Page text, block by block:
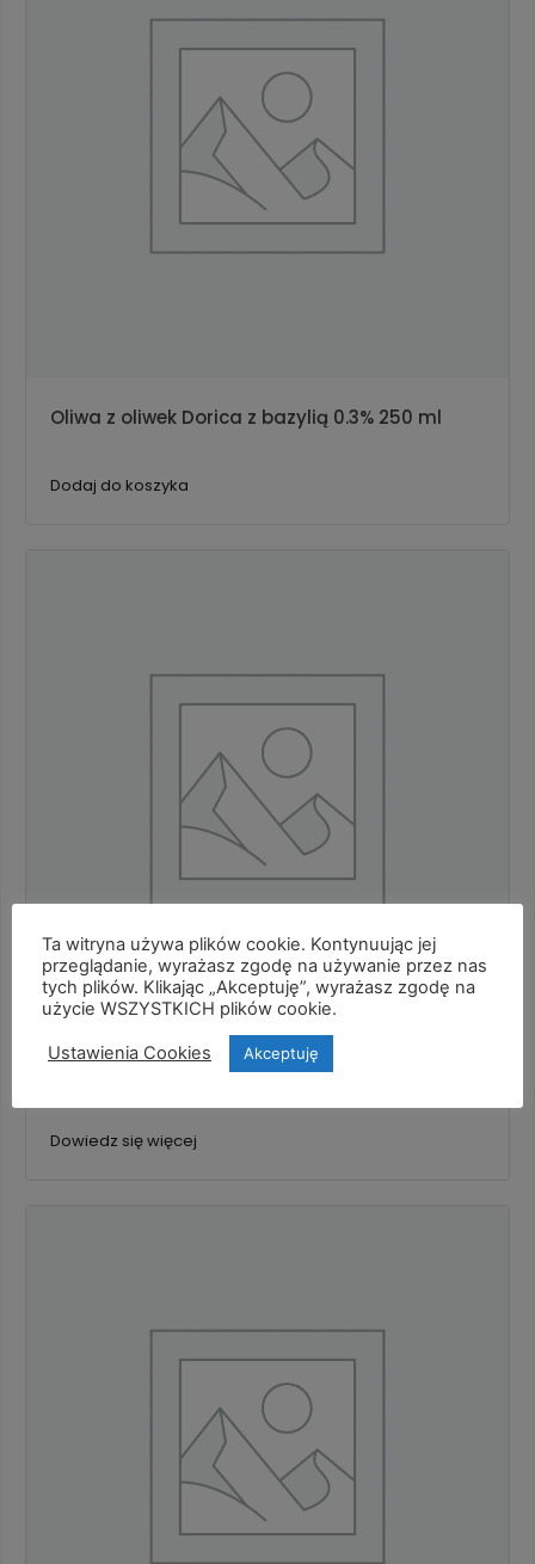
Oliwa z oliwek Dorica z bazylią 0.3% 250 ml
Dodaj do koszyka
Miód spadziowy waniliowy 460g
Dowiedz się więcej
Ta witryna używa plików cookie. Kontynuując jej
przeglądanie, wyrażasz zgodę na używanie przez nas
tych plików. Klikając „Akceptuję”, wyrażasz zgodę na
użycie WSZYSTKICH plików cookie.
Ustawienia Cookies Akceptuję